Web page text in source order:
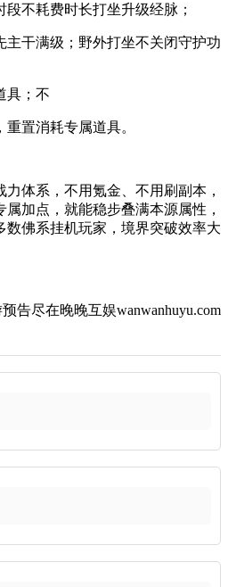
不耗费时长打坐升级经脉；
主干满级；野外打坐不关闭守护功
具；不
置消耗专属道具。
体系，不用氪金、不用刷副本，
加点，就能稳步叠满本源属性，
数佛系挂机玩家，境界突破效率大
告尽在晚晚互娱wanwanhuyu.com